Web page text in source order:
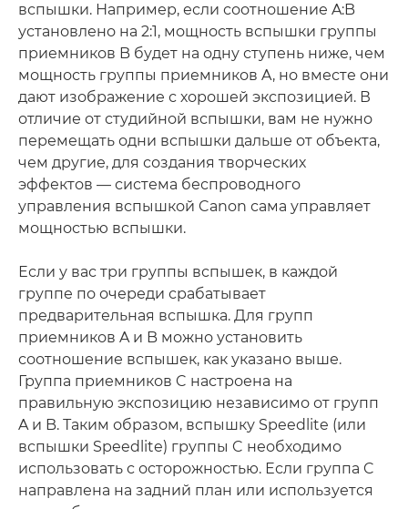
вспышки. Например, если соотношение A:B
установлено на 2:1, мощность вспышки группы
приемников B будет на одну ступень ниже, чем
мощность группы приемников A, но вместе они
дают изображение с хорошей экспозицией. В
отличие от студийной вспышки, вам не нужно
перемещать одни вспышки дальше от объекта,
чем другие, для создания творческих
эффектов — система беспроводного
управления вспышкой Canon сама управляет
мощностью вспышки.
Если у вас три группы вспышек, в каждой
группе по очереди срабатывает
предварительная вспышка. Для групп
приемников A и B можно установить
соотношение вспышек, как указано выше.
Группа приемников C настроена на
правильную экспозицию независимо от групп
A и B. Таким образом, вспышку Speedlite (или
вспышки Speedlite) группы C необходимо
использовать с осторожностью. Если группа C
направлена на задний план или используется